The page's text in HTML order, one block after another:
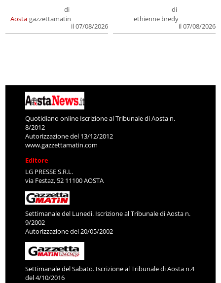
Aosta
di
gazzettamatin
il 07/08/2026
di
ethienne bredy
il 07/08/2026
Quotidiano online Iscrizione al Tribunale di Aosta n.
8/2012
Autorizzazione del 13/12/2012
www.gazzettamatin.com
Editore
LG PRESSE S.R.L.
via Festaz, 52 11100 AOSTA
Settimanale del Lunedì. Iscrizione al Tribunale di Aosta n.
9/2002
Autorizzazione del 20/05/2002
Settimanale del Sabato. Iscrizione al Tribunale di Aosta n.4
del 4/10/2016